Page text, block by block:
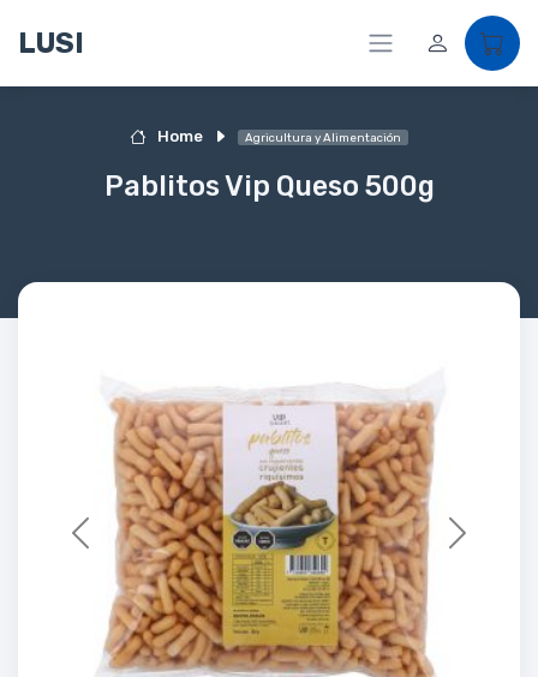
LUSI
Home Agricultura y Alimentación
Pablitos Vip Queso 500g
Previous Next